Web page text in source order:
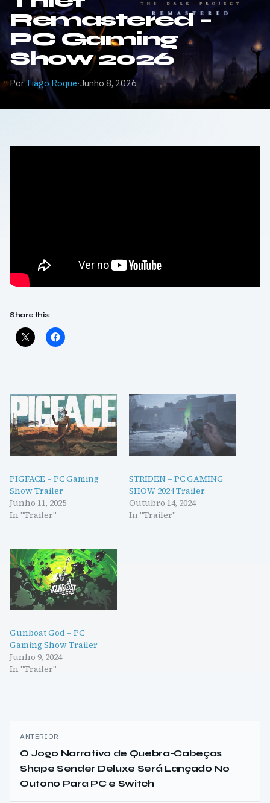
Remastered –
PC Gaming
Show 2026
PorTiago Roque·Junho 8, 2026
Share this:
PIGFACE – PC Gaming
Show Trailer
Junho 11, 2025
In "Trailer"
STRIDEN – PC GAMING
SHOW 2024 Trailer
Outubro 14, 2024
In "Trailer"
Gunboat God – PC
Gaming Show Trailer
Junho 9, 2024
In "Trailer"
Navegação
de
artigos
ANTERIOR
O Jogo Narrativo de Quebra-Cabeças
Shape Sender Deluxe Será Lançado No
Outono Para PC e Switch